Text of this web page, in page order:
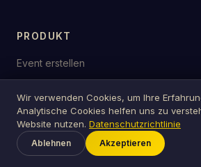
PRODUKT
Event erstellen
Anleitungen
Kostenlose Tools
Öffentliche Events
Wir verwenden Cookies, um Ihre
Analytische Cookies helfen uns zu
Website nutzen. Datenschutzrichtlinie
Ablehnen Akzeptieren